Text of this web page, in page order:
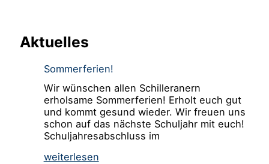
Aktuelles
Sommerferien!
Wir wünschen allen Schilleranern
erholsame Sommerferien! Erholt euch gut
und kommt gesund wieder. Wir freuen uns
schon auf das nächste Schuljahr mit euch!
Schuljahresabschluss im
weiterlesen